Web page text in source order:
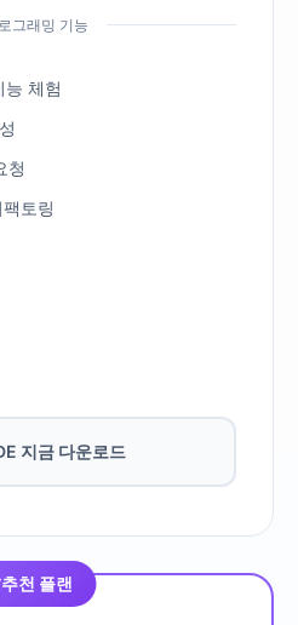
그래밍 기능
체험
청
토링
지금 다운로드
추천 플랜